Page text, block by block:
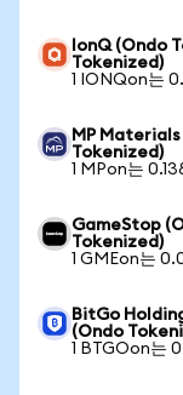
IonQ (Ondo
Tokenized)
1 IONQon는
MP
Tokenized)
1 MPon는
GameStop
Tokenized)
1 GMEon는
BitGo
(Ondo
1 BTGOon는